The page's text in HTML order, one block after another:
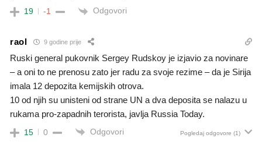
19 -1 Odgovori
raol 9 godine prije
Ruski general pukovnik Sergey Rudskoy je izjavio za novinare
– a oni to ne prenosu zato jer radu za svoje rezime – da je Sirija
imala 12 depozita kemijskih otrova.
10 od njih su unisteni od strane UN a dva deposita se nalazu u
rukama pro-zapadnih terorista, javlja Russia Today.
15 0 Odgovori Pogledaj odgovore (1)